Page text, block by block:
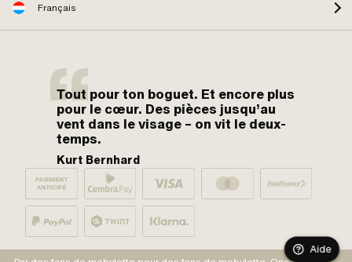
Français
Tout pour ton boguet. Et encore plus
pour le cœur. Des pièces jusqu’au
vent dans le visage – on vit le deux-
temps.
Kurt Bernhard
Aide